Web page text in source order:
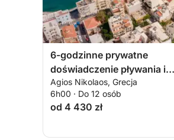
6-godzinne prywatne
doświadczenie pływania i
podziwiania widoków na
Agios Nikolaos, Grecja
6h00 · Do 12 osób
od 4 430 zł